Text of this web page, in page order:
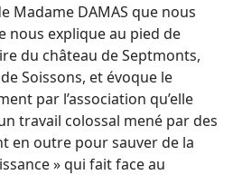
Madame DAMAS que nous
nous explique au pied de
du château de Septmonts,
Soissons, et évoque le
par l’association qu’elle
travail colossal mené par des
en outre pour sauver de la
» qui fait face au